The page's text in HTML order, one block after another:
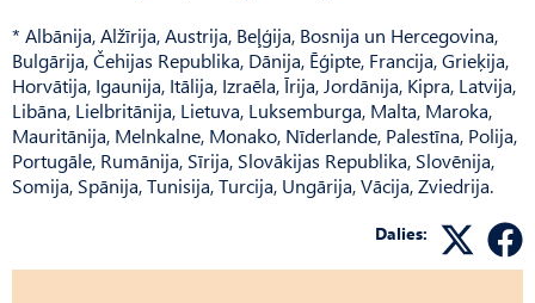
* Albānija, Alžīrija, Austrija, Beļģija, Bosnija un Hercegovina,
Bulgārija, Čehijas Republika, Dānija, Ēģipte, Francija, Grieķija,
Horvātija, Igaunija, Itālija, Izraēla, Īrija, Jordānija, Kipra, Latvija,
Libāna, Lielbritānija, Lietuva, Luksemburga, Malta, Maroka,
Mauritānija, Melnkalne, Monako, Nīderlande, Palestīna, Polija,
Portugāle, Rumānija, Sīrija, Slovākijas Republika, Slovēnija,
Somija, Spānija, Tunisija, Turcija, Ungārija, Vācija, Zviedrija.
Dalies: